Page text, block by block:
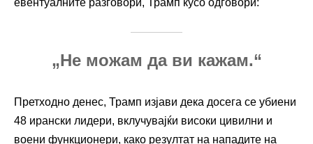
„Не можам да ви кажам.“
Претходно денес, Трамп изјави дека досега се убиени
48 ирански лидери, вклучувајќи високи цивилни и
воени функционери, како резултат на нападите на